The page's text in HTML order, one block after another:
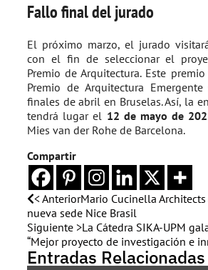
Fallo final del jurado
El próximo marzo, el jurado
con el fin de seleccionar el
Premio de Arquitectura. Este
Premio de Arquitectura
finales de abril en Bruselas. Así, la
tendrá lugar el 12 de mayo de
Mies van der Rohe de Barcelona.
Compartir
< AnteriorMario Cucinella
nueva sede Nice Brasil
Siguiente >La Cátedra SIKA-UPM
“Mejor proyecto de investigación e
Entradas Relacionadas